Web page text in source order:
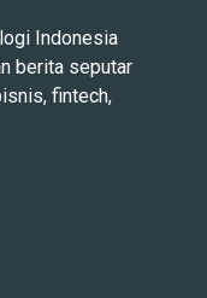
Indonesia
berita seputar
fintech,